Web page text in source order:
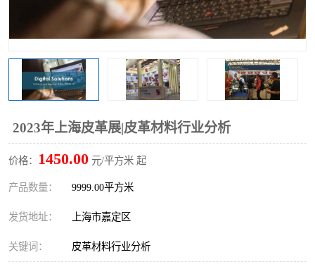
2023年上海皮革展|皮革材料行业分析
价格： 1450.00 元/平方米 起
产品数量： 9999.00平方米
发货地址： 上海市嘉定区
关键词： 皮革材料行业分析